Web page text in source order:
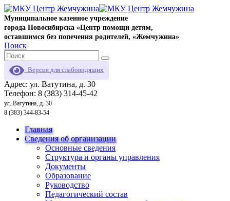
Муниципальное казенное учреждение
города Новосибирска «Центр помощи детям,
оставшимся без попечения родителей, «Жемчужина»
Поиск
Версия для слабовидящих
Адрес: ул. Ватутина, д. 30
Телефон: 8 (383) 314-45-42
ул. Ватутина, д. 30
8 (383) 344-83-54
Главная
Сведения об организации
Основные сведения
Структура и органы управления
Документы
Образование
Руководство
Педагогический состав